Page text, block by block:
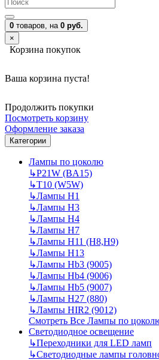
0 товаров, на 0 руб.
×
Корзина покупок
Ваша корзина пуста!
Продолжить покупки
Посмотреть корзину
Оформление заказа
Категории
Лампы по цоколю
↳P21W (BA15)
↳T10 (W5W)
↳Лампы H1
↳Лампы H3
↳Лампы H4
↳Лампы H7
↳Лампы H11 (H8,H9)
↳Лампы H13
↳Лампы Hb3 (9005)
↳Лампы Hb4 (9006)
↳Лампы Hb5 (9007)
↳Лампы H27 (880)
↳Лампы HIR2 (9012)
Смотреть Все Лампы по
Светодиодное освещение
↳Переходники для LED ламп
↳Светодиодные лампы